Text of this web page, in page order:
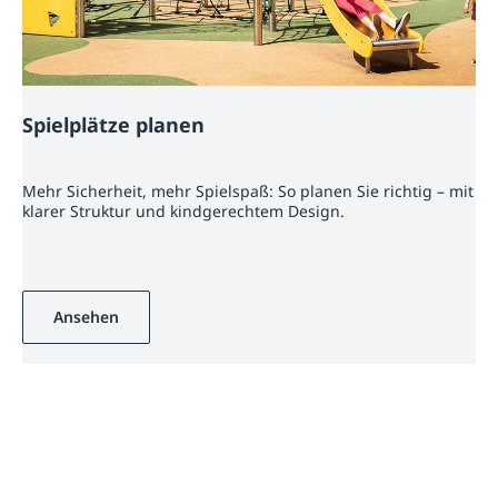
Spielplätze planen
Mehr Sicherheit, mehr Spielspaß: So planen Sie richtig – mit
klarer Struktur und kindgerechtem Design.
Ansehen